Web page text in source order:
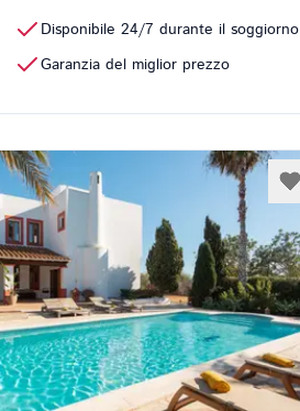
Disponibile 24/7 durante il soggiorno
Garanzia del miglior prezzo